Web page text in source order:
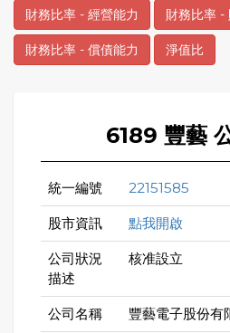
財務比率 - 經營能力 財務比率 -
財務比率 - 償債能力 淨值比
6189 豐藝
統一編號 22151585
股市資訊 點我開啟
公司狀況
描述
核准設立
公司名稱 豐藝電子股份有